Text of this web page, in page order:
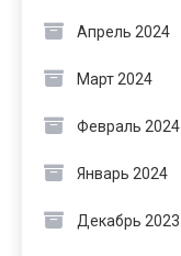
Апрель 2024
Март 2024
Февраль 2024
Январь 2024
Декабрь 2023